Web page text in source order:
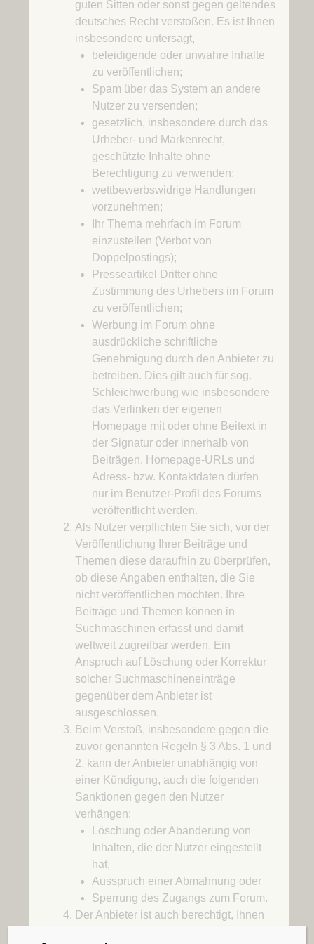
guten Sitten oder sonst gegen geltendes
deutsches Recht verstoßen. Es ist Ihnen
insbesondere untersagt,
beleidigende oder unwahre Inhalte
zu veröffentlichen;
Spam über das System an andere
Nutzer zu versenden;
gesetzlich, insbesondere durch das
Urheber- und Markenrecht,
geschützte Inhalte ohne
Berechtigung zu verwenden;
wettbewerbswidrige Handlungen
vorzunehmen;
Ihr Thema mehrfach im Forum
einzustellen (Verbot von
Doppelpostings);
Presseartikel Dritter ohne
Zustimmung des Urhebers im Forum
zu veröffentlichen;
Werbung im Forum ohne
ausdrückliche schriftliche
Genehmigung durch den Anbieter zu
betreiben. Dies gilt auch für sog.
Schleichwerbung wie insbesondere
das Verlinken der eigenen
Homepage mit oder ohne Beitext in
der Signatur oder innerhalb von
Beiträgen. Homepage-URLs und
Adress- bzw. Kontaktdaten dürfen
nur im Benutzer-Profil des Forums
veröffentlicht werden.
Als Nutzer verpflichten Sie sich, vor der
Veröffentlichung Ihrer Beiträge und
Themen diese daraufhin zu überprüfen,
ob diese Angaben enthalten, die Sie
nicht veröffentlichen möchten. Ihre
Beiträge und Themen können in
Suchmaschinen erfasst und damit
weltweit zugreifbar werden. Ein
Anspruch auf Löschung oder Korrektur
solcher Suchmaschineneinträge
gegenüber dem Anbieter ist
ausgeschlossen.
Beim Verstoß, insbesondere gegen die
zuvor genannten Regeln § 3 Abs. 1 und
2, kann der Anbieter unabhängig von
einer Kündigung, auch die folgenden
Sanktionen gegen den Nutzer
verhängen:
Löschung oder Abänderung von
Inhalten, die der Nutzer eingestellt
hat,
Ausspruch einer Abmahnung oder
Sperrung des Zugangs zum Forum.
Der Anbieter ist auch berechtigt, Ihnen